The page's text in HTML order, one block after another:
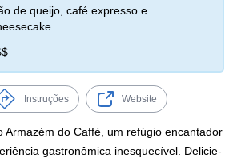
de queijo, café expresso e
Instruções Website
Armazém do Caffè, um refúgio encantador
gastronômica inesquecível. Delicie-